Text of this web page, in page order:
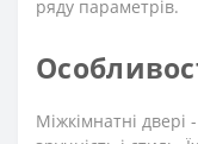
ряду параметрів.
Міжкімнатні двері